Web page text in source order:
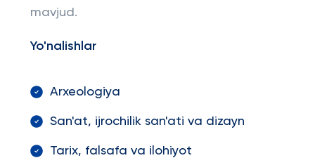
mavjud.
Yo'nalishlar
Arxeologiya
San'at, ijrochilik san'ati va dizayn
Tarix, falsafa va ilohiyot